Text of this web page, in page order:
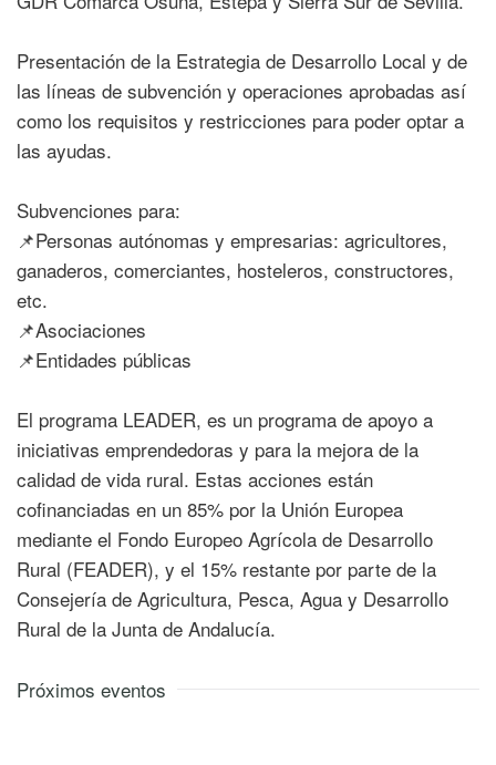
Presentación de la Estrategia de Desarrollo Local y de
las líneas de subvención y operaciones aprobadas así
como los requisitos y restricciones para poder optar a
las ayudas.
Subvenciones para:
📌Personas autónomas y empresarias: agricultores,
ganaderos, comerciantes, hosteleros, constructores,
etc.
📌Asociaciones
📌Entidades públicas
El programa LEADER, es un programa de apoyo a
iniciativas emprendedoras y para la mejora de la
calidad de vida rural. Estas acciones están
cofinanciadas en un 85% por la Unión Europea
mediante el Fondo Europeo Agrícola de Desarrollo
Rural (FEADER), y el 15% restante por parte de la
Consejería de Agricultura, Pesca, Agua y Desarrollo
Rural de la Junta de Andalucía.
Próximos eventos